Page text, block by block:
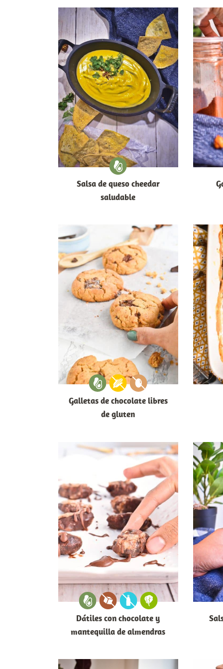
Salsa de queso cheedar
saludable
Galletas de chocolate libres
de gluten
Dátiles con chocolate y
mantequilla de almendras